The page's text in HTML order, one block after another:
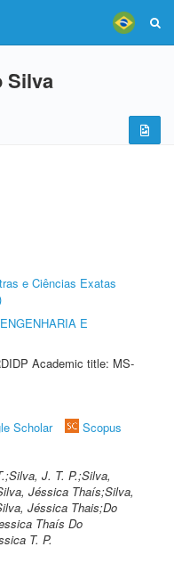
Silva
e Ciências Exatas
E
Academic title: MS-
Scholar
Scopus
J. T. P.;Silva,
Jéssica Thaís;Silva,
Jéssica Thais;Do
Thaís Do
T. P.